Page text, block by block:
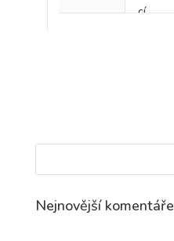
cí
Nejnovější komentáře